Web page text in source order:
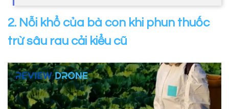
2. Nỗi khổ của bà con khi phun thuốc
trừ sâu rau cải kiểu cũ